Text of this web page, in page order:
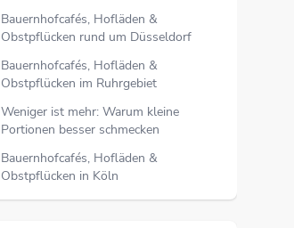
Bauernhofcafés, Hofläden &
Obstpflücken rund um Düsseldorf
Bauernhofcafés, Hofläden &
Obstpflücken im Ruhrgebiet
Weniger ist mehr: Warum kleine
Portionen besser schmecken
Bauernhofcafés, Hofläden &
Obstpflücken in Köln